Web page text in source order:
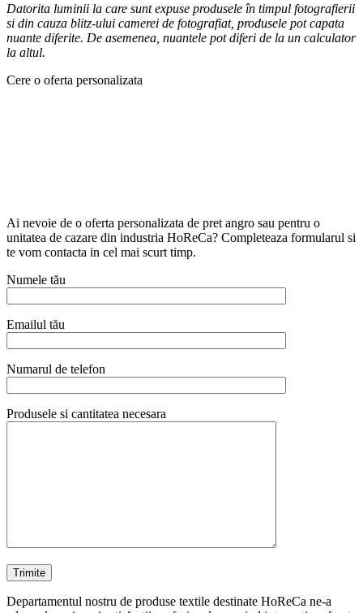
Datorita luminii la care sunt expuse produsele în timpul fotografierii
si din cauza blitz-ului camerei de fotografiat, produsele pot capata
nuante diferite. De asemenea, nuantele pot diferi de la un calculator
la altul.
Cere o oferta personalizata
Ai nevoie de o oferta personalizata de pret angro sau pentru o
unitatea de cazare din industria HoReCa? Completeaza formularul si
te vom contacta in cel mai scurt timp.
Numele tău
Emailul tău
Numarul de telefon
Produsele si cantitatea necesara
Departamentul nostru de produse textile destinate HoReCa ne-a